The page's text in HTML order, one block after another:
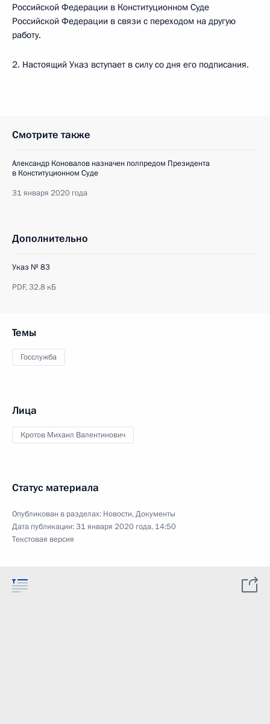
Российской Федерации в Конституционном Суде
Российской Федерации в связи с переходом на другую
работу.
2. Настоящий Указ вступает в силу со дня его подписания.
Смотрите также
Александр Коновалов назначен полпредом Президента
в Конституционном Суде
31 января 2020 года
Дополнительно
Указ № 83
PDF,32.8 кБ
Темы
Госслужба
Лица
Кротов Михаил Валентинович
Статус материала
Опубликован в разделах: Новости,Документы
Дата публикации:31 января 2020 года, 14:50
Текстовая версия